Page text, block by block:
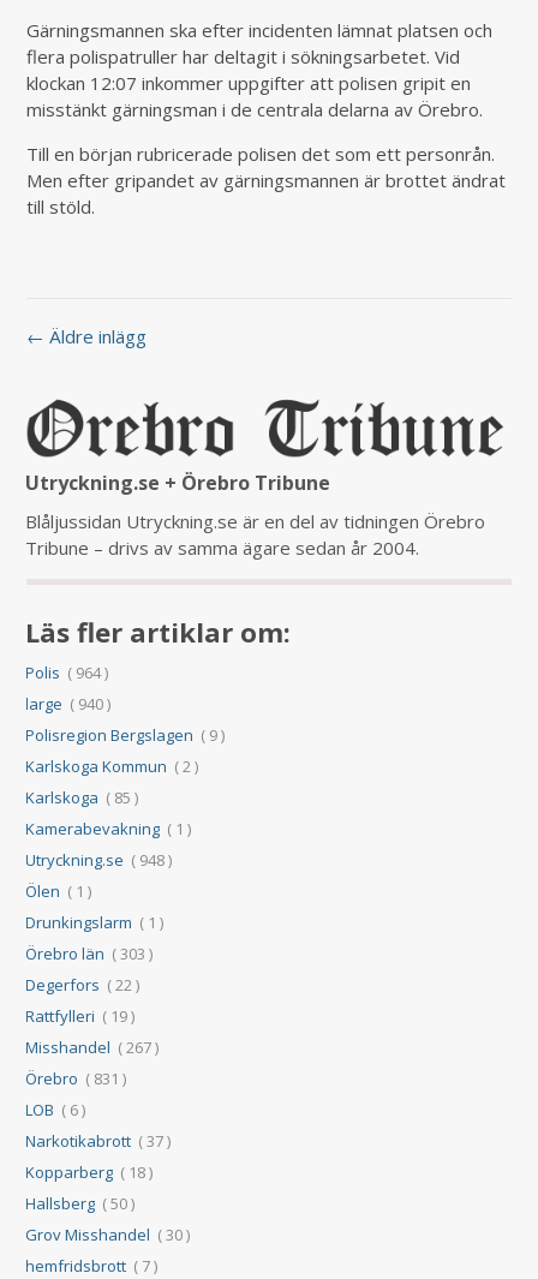
Gärningsmannen ska efter incidenten lämnat platsen och
flera polispatruller har deltagit i sökningsarbetet. Vid
klockan 12:07 inkommer uppgifter att polisen gripit en
misstänkt gärningsman i de centrala delarna av Örebro.
Till en början rubricerade polisen det som ett personrån.
Men efter gripandet av gärningsmannen är brottet ändrat
till stöld.
← Äldre inlägg
Utryckning.se + Örebro Tribune
Blåljussidan Utryckning.se är en del av tidningen Örebro
Tribune – drivs av samma ägare sedan år 2004.
Läs fler artiklar om:
Polis ( 964 )
large ( 940 )
Polisregion Bergslagen ( 9 )
Karlskoga Kommun ( 2 )
Karlskoga ( 85 )
Kamerabevakning ( 1 )
Utryckning.se ( 948 )
Ölen ( 1 )
Drunkingslarm ( 1 )
Örebro län ( 303 )
Degerfors ( 22 )
Rattfylleri ( 19 )
Misshandel ( 267 )
Örebro ( 831 )
LOB ( 6 )
Narkotikabrott ( 37 )
Kopparberg ( 18 )
Hallsberg ( 50 )
Grov Misshandel ( 30 )
hemfridsbrott ( 7 )